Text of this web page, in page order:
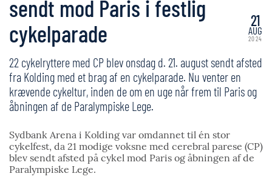
sendt mod Paris i festlig
cykelparade
21
AUG
2024
22 cykelryttere med CP blev onsdag d. 21. august sendt afsted
fra Kolding med et brag af en cykelparade. Nu venter en
krævende cykeltur, inden de om en uge når frem til Paris og
åbningen af de Paralympiske Lege.
Sydbank Arena i Kolding var omdannet til én stor
cykelfest, da 21 modige voksne med cerebral parese (CP)
blev sendt afsted på cykel mod Paris og åbningen af de
Paralympiske Lege.